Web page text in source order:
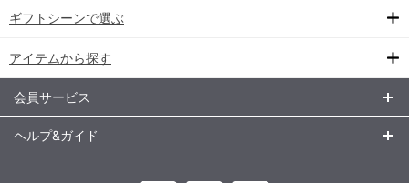
ギフトシーンで選ぶ
アイテムから探す
会員サービス
ヘルプ&ガイド